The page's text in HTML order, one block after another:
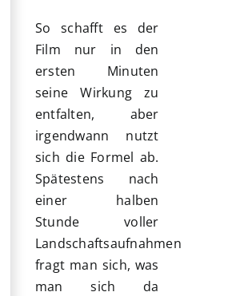
So schafft es der
Film nur in den
ersten Minuten
seine Wirkung zu
entfalten, aber
irgendwann nutzt
sich die Formel ab.
Spätestens nach
einer halben
Stunde voller
Landschaftsaufnahmen
fragt man sich, was
man sich da